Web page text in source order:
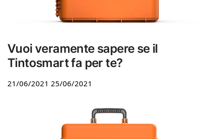
Vuoi veramente sapere se il
Tintosmart fa per te?
21/06/2021 25/06/2021